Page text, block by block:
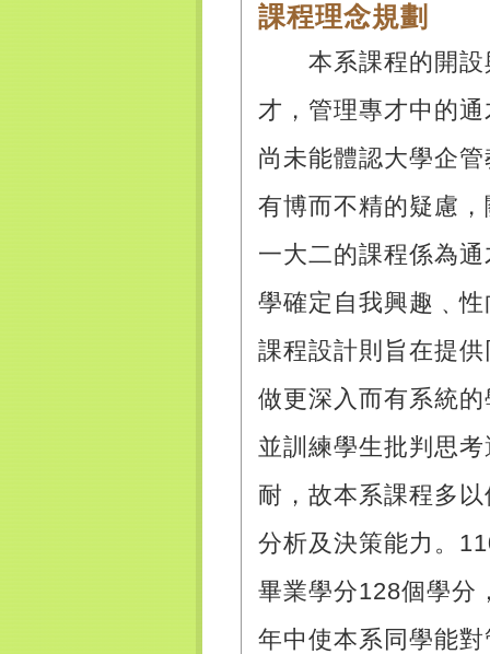
課程理念規劃
本系課程的開設
才，管理專才中的
尚未能體認大學企
有博而不精的疑慮
一大二的課程係為
學確定自我興趣﹑
課程設計則旨在提
做更深入而有系統
並訓練學生批判思
耐，故本系課程多
分析及決策能力。
畢業學分128個學分
年中使本系同學能